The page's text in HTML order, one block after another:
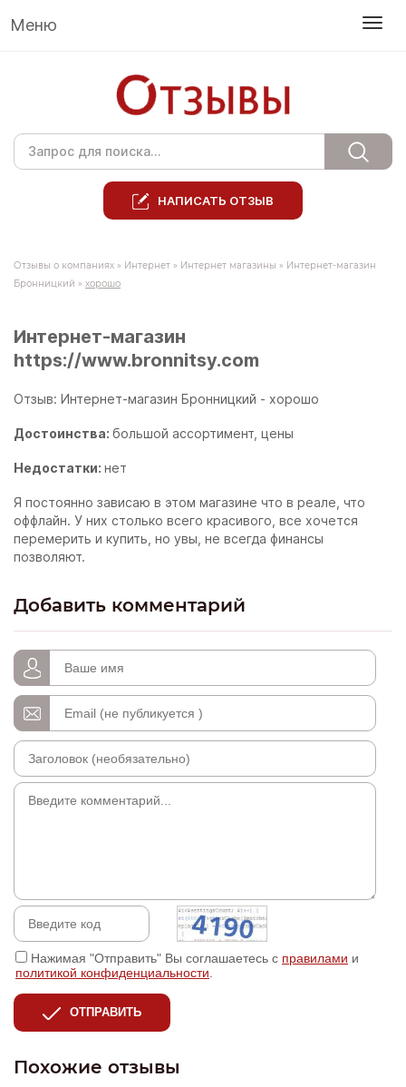
Меню
НАПИСАТЬ ОТЗЫВ
Отзывы о компаниях » Интернет » Интернет магазины » Интернет-магазин
Бронницкий » хорошо
Интернет-магазин
https://www.bronnitsy.com
Отзыв: Интернет-магазин Бронницкий - хорошо
Достоинства: большой ассортимент, цены
Недостатки: нет
Я постоянно зависаю в этом магазине что в реале, что
оффлайн. У них столько всего красивого, все хочется
перемерить и купить, но увы, не всегда финансы
позволяют.
Добавить комментарий
Нажимая "Отправить" Вы соглашаетесь с правилами и
политикой конфиденциальности
ОТПРАВИТЬ
Похожие отзывы